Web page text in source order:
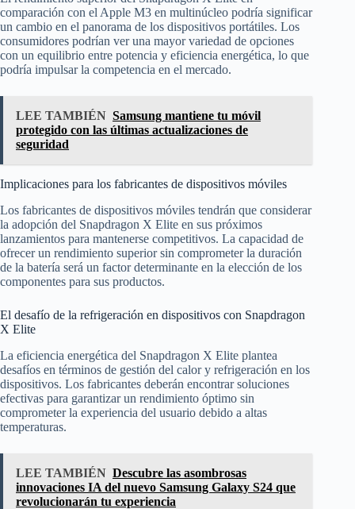
comparación con el Apple M3 en multinúcleo podría significar
un cambio en el panorama de los dispositivos portátiles. Los
consumidores podrían ver una mayor variedad de opciones
con un equilibrio entre potencia y eficiencia energética, lo que
podría impulsar la competencia en el mercado.
LEE TAMBIÉN Samsung mantiene tu móvil
protegido con las últimas actualizaciones de
seguridad
Implicaciones para los fabricantes de dispositivos móviles
Los fabricantes de dispositivos móviles tendrán que considerar
la adopción del Snapdragon X Elite en sus próximos
lanzamientos para mantenerse competitivos. La capacidad de
ofrecer un rendimiento superior sin comprometer la duración
de la batería será un factor determinante en la elección de los
componentes para sus productos.
El desafío de la refrigeración en dispositivos con Snapdragon
X Elite
La eficiencia energética del Snapdragon X Elite plantea
desafíos en términos de gestión del calor y refrigeración en los
dispositivos. Los fabricantes deberán encontrar soluciones
efectivas para garantizar un rendimiento óptimo sin
comprometer la experiencia del usuario debido a altas
temperaturas.
LEE TAMBIÉN Descubre las asombrosas
innovaciones IA del nuevo Samsung Galaxy S24 que
revolucionarán tu experiencia